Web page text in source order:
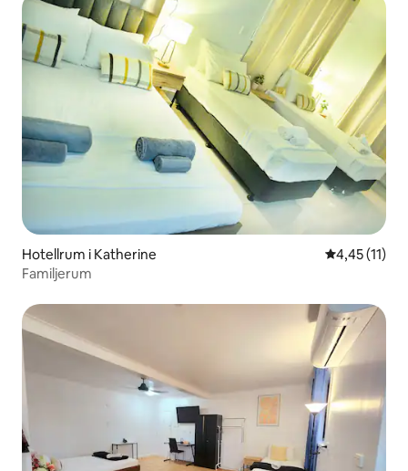
Hotellrum i Katherine 4,45 av 5 i
4,45 (11)
Familjerum